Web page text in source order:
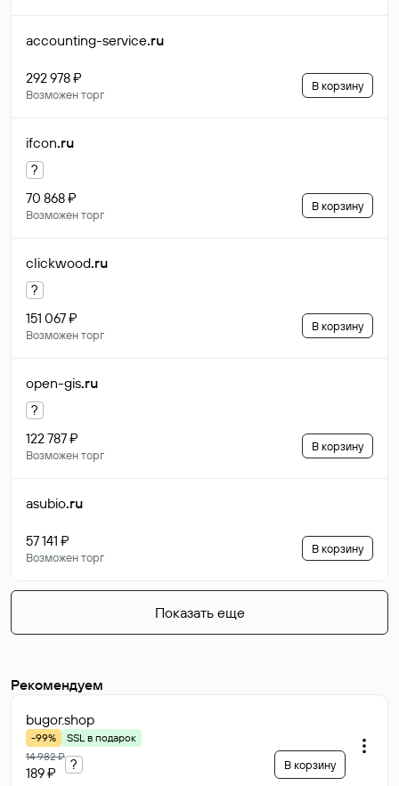
accounting-service.ru
292 978 ₽
Возможен торг
В корзину
ifcon.ru
?
70 868 ₽
Возможен торг
В корзину
clickwood.ru
?
151 067 ₽
Возможен торг
В корзину
open-gis.ru
?
122 787 ₽
Возможен торг
В корзину
asubio.ru
57 141 ₽
Возможен торг
В корзину
Показать еще
Рекомендуем
bugor.shop
-99%
SSL в подарок
14 982 ₽
189 ₽
? В корзину